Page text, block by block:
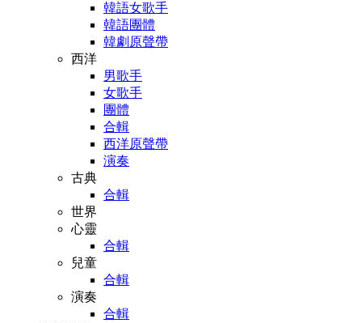
韓語女歌手
韓語團體
韓劇原聲帶
西洋
男歌手
女歌手
團體
合輯
西洋原聲帶
演奏
古典
合輯
世界
心靈
合輯
兒童
合輯
演奏
合輯